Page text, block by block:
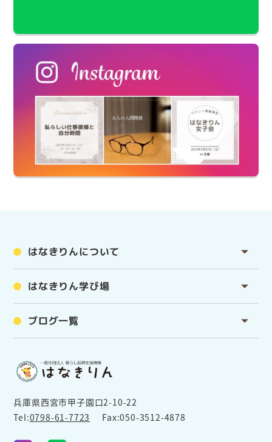
はなきりんについて
はなきりん学び場
ブログ一覧
兵庫県西宮市甲子園口2-10-22
Tel:0798-61-7723 Fax:050-3512-4878